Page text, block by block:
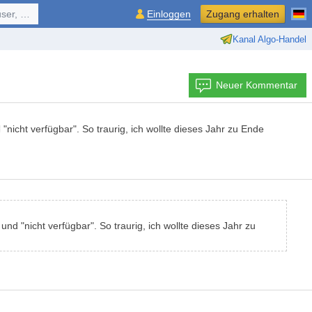
Kanal Algo-Handel
... Einloggen Zugang erhalten
Neuer Kommentar
verfügbar". So traurig, ich wollte dieses Jahr zu Ende
"nicht verfügbar". So traurig, ich wollte dieses Jahr zu